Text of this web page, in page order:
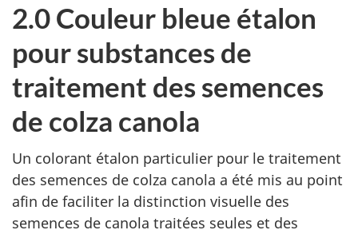
2.0 Couleur bleue étalon
pour substances de
traitement des semences
de colza canola
Un colorant étalon particulier pour le traitement
des semences de colza canola a été mis au point
afin de faciliter la distinction visuelle des
semences de canola traitées seules et des